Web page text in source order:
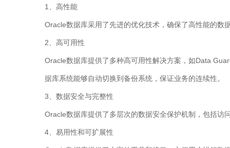
1、高性能
Oracle数据库采用了先进的优化技术，确保了高性能的数
2、高可用性
Oracle数据库提供了多种高可用性解决方案，如Data
据库系统能够自动切换到备份系统，保证业务的连续性。
3、数据安全与完整性
Oracle数据库提供了多层次的数据安全保护机制，包括访
4、易用性和可扩展性